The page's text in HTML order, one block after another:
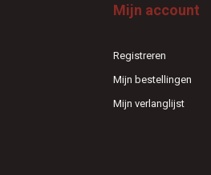
Mijn account
Registreren
Mijn bestellingen
Mijn verlanglijst